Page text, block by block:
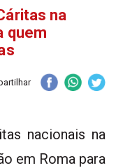
na
quem
nacionais na
em Roma para